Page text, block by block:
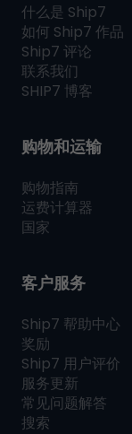
什么是 Ship7
如何 Ship7 作品
Ship7 评论
联系我们
SHIP7 博客
购物和运输
购物指南
运费计算器
国家
客户服务
Ship7 帮助中心
奖励
Ship7 用户评价
服务更新
常见问题解答
搜索